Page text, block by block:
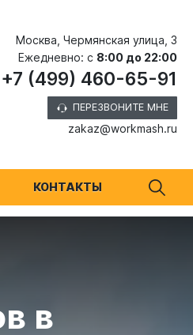
Москва, Чермянская улица, 3
Ежедневно: с 8:00 до 22:00
+7 (499) 460-65-91
ПЕРЕЗВОНИТЕ МНЕ
zakaz@workmash.ru
КОНТАКТЫ
в